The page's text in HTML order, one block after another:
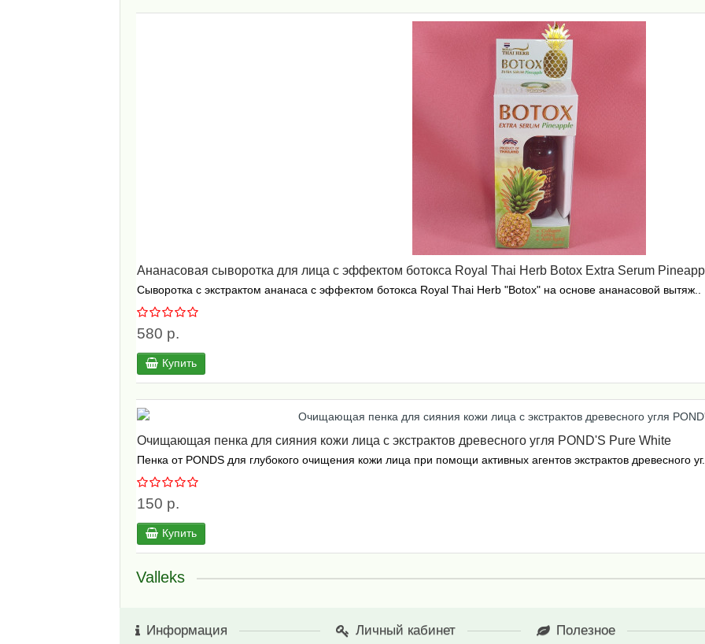
Ананасовая сыворотка для лица с эффектом ботокса Royal Thai Herb Botox Extra Serum
Сыворотка с экстрактом ананаса с эффектом ботокса Royal Thai Herb "Botox" на основе ананасовой вытяж..
580 р.
Купить
Очищающая пенка для сияния кожи лица с экстрактов древесного угля POND'S Pure White
Пенка от PONDS для глубокого очищения кожи лица при помощи активных агентов экстрактов древесного
150 р.
Купить
Valleks
Информация Личный кабинет Полезное